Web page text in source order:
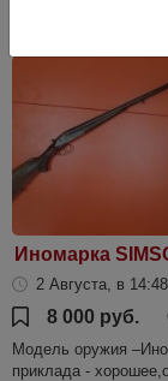
Иномарка
2 Августа, в 14:48
8 000 руб.
Модель оружия
приклада -